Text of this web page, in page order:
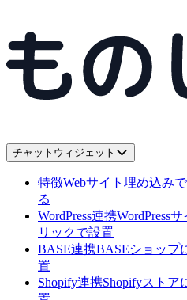
チャットウィジェット
特徴Webサイト埋め込み
る
WordPress連携WordPress
リックで設置
BASE連携BASEショップ
置
Shopify連携Shopifyストア